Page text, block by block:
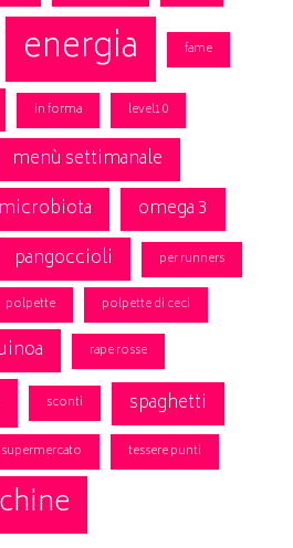
energia fame
in forma level10
menù settimanale
microbiota
omega 3
pangoccioli per runners
polpette polpette di ceci
rape rosse
sconti spaghetti
supermercato tessere punti